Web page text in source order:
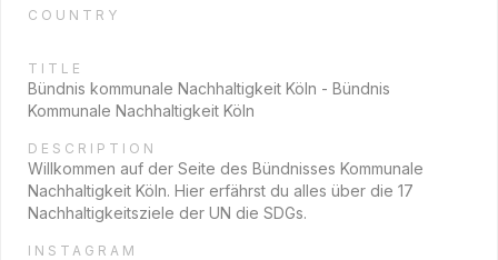
COUNTRY
TITLE
Bündnis kommunale Nachhaltigkeit Köln - Bündnis
Kommunale Nachhaltigkeit Köln
DESCRIPTION
Willkommen auf der Seite des Bündnisses Kommunale
Nachhaltigkeit Köln. Hier erfährst du alles über die 17
Nachhaltigkeitsziele der UN die SDGs.
INSTAGRAM